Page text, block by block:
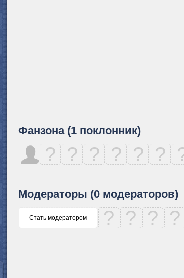
Фанзона (1 поклонник)
? ? ? ? ? ?
Модераторы (0 модераторов)
Стать модератором ? ? ? ?